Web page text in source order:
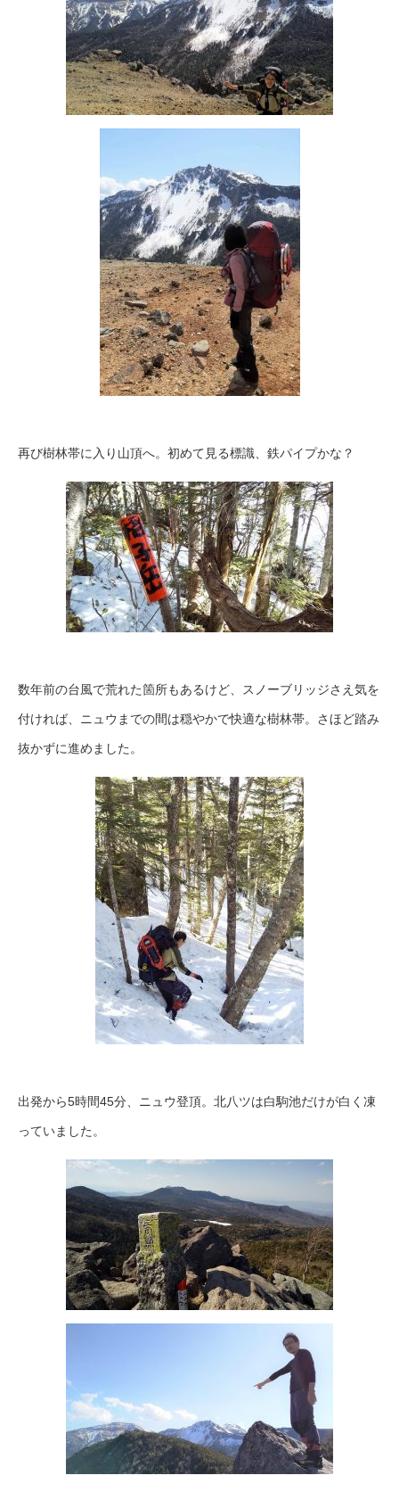
再び樹林帯に入り山頂へ。初めて見る標識、鉄パイプかな？
数年前の台風で荒れた箇所もあるけど、スノーブリッジさえ気を
付ければ、ニュウまでの間は穏やかで快適な樹林帯。さほど踏み
抜かずに進めました。
出発から5時間45分、ニュウ登頂。北八ツは白駒池だけが白く凍
っていました。